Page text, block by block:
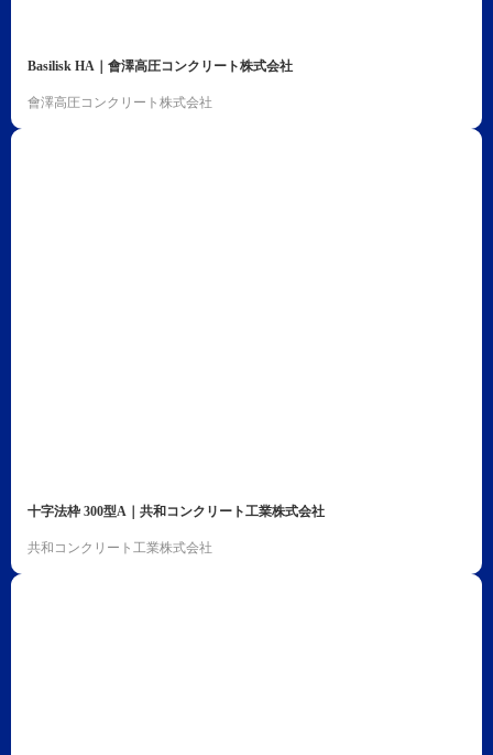
Basilisk HA｜會澤高圧コンクリート株式会社
會澤高圧コンクリート株式会社
十字法枠 300型A｜共和コンクリート工業株式会社
共和コンクリート工業株式会社